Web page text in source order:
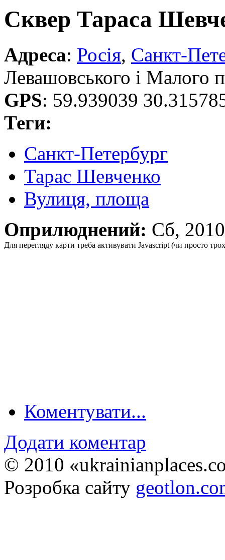
Сквер Тараса
Адреса: Росія, Санкт-
Левашовського і Малого
GPS: 59.939039
Теги:
Санкт-Петербург
Тарас Шевченко
Вулиця, площа
Оприлюднений: Сб,
Для перегляду карти треба активувати Javascript (чи просто
Коментувати...
Додати коментар
© 2010
Розробка сайту